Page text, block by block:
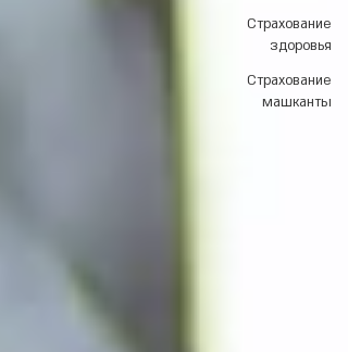
Страхование
здоровья
Страхование
машканты